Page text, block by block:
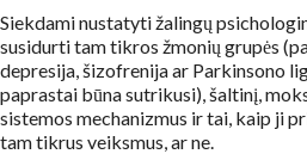
Siekdami nustatyti žalingų
susidurti tam tikros žmonių grupės
depresija, šizofrenija ar Parkinsono
paprastai būna sutrikusi), šaltinį,
sistemos mechanizmus ir tai, kaip ji
tam tikrus veiksmus, ar ne.